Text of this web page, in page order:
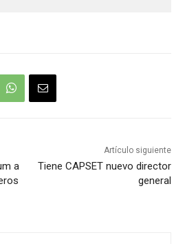
a
Artículo siguiente
Tiene CAPSET nuevo director
general